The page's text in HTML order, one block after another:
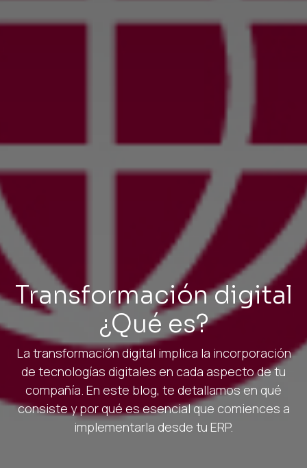
Transformación digital
¿Qué es?
La transformación digital implica la incorporación
de tecnologías digitales en cada aspecto de tu
compañía. En este blog, te detallamos en qué
consiste y por qué es esencial que comiences a
implementarla desde tu ERP.